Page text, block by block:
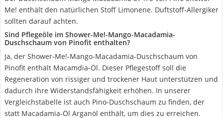
Me! enthält den natürlichen Stoff Limonene. Duftstoff-Allergiker
sollten darauf achten.
Sind Pflegeöle im Shower-Me!-Mango-Macadamia-
Duschschaum von Pinofit enthalten?
Ja, der Shower-Me!-Mango-Macadamia-Duschschaum von
Pinofit enthält Macamdia-Öl. Dieser Pflegestoff soll die
Regeneration von rissiger und trockener Haut unterstützen und
dadurch ihre Widerstandsfähigkeit erhöhen. In unserer
Vergleichstabelle ist auch Pino-Duschschaum zu finden, der
statt Macadamia-Öl Arganöl enthält, um dies zu erreichen.